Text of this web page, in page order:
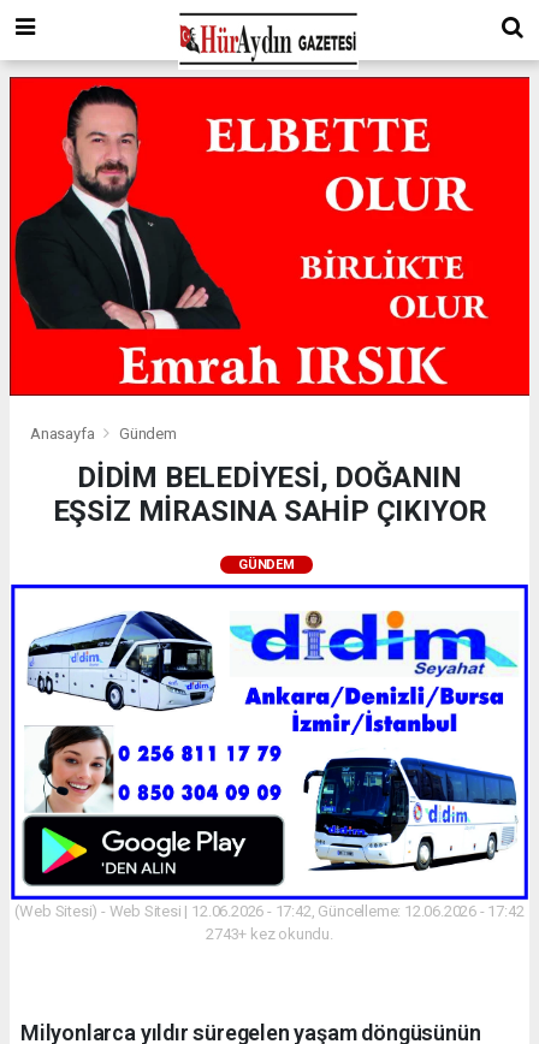
Anasayfa Gündem
DİDİM BELEDİYESİ, DOĞANIN
EŞSİZ MİRASINA SAHİP ÇIKIYOR
GÜNDEM
(Web Sitesi) - Web Sitesi | 12.06.2026 - 17:42, Güncelleme: 12.06.2026 - 17:42
2743+ kez okundu.
Milyonlarca yıldır süregelen yaşam döngüsünün